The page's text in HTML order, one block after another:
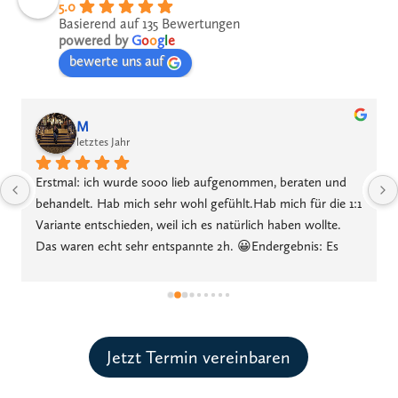
5.0
Basierend auf 135 Bewertungen
powered by Google
bewerte uns auf
M
letztes Jahr
Erstmal: ich wurde sooo lieb aufgenommen, beraten und
behandelt. Hab mich sehr wohl gefühlt.Hab mich für die 1:1
Variante entschieden, weil ich es natürlich haben wollte.
Das waren echt sehr entspannte 2h. 😀Endergebnis: Es
deutlich schöner und auffälliger. Ich wache jetzt jeden
meinen Wimpern sieht. Sie sind einfach schon perfekt da.
Also genau wie ich es haben wollte.Bin jetzt gespannt wie
Jetzt Termin vereinbaren